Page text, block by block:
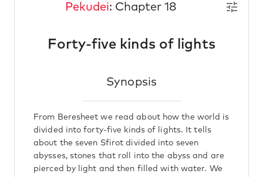
Pekudei: Chapter 18
Forty-five kinds of lights
Synopsis
From Beresheet we read about how the world is
divided into forty-five kinds of lights. It tells
about the seven Sfirot divided into seven
abysses, stones that roll into the abyss and are
pierced by light and then filled with water. We